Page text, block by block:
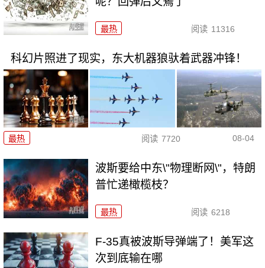
最热 阅读 11316
科幻片照进了现实，东大机器狼驮着武器冲锋！
最热 阅读 7720 08-04
波斯要给中东\"物理断网\"，特朗
普忙递橄榄枝？
最热 阅读 6218
F-35真被波斯导弹端了！美军这
次到底输在哪